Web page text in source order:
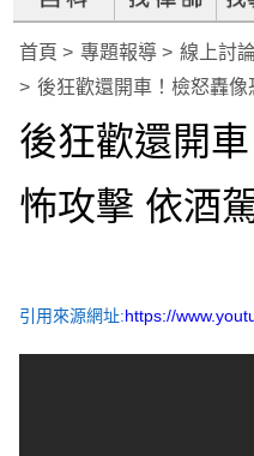
首頁 專題報導
線上討
後狂歡還開車！檢怒轟
後狂歡還開
怖攻擊 依酒
引用來源網址:https://